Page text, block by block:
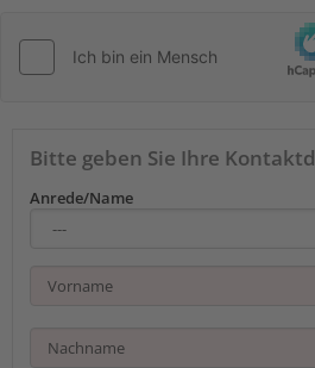
Kontakt zu Pension
Ferienwohnung
Bitte geben Sie Ihre
Anrede/Name